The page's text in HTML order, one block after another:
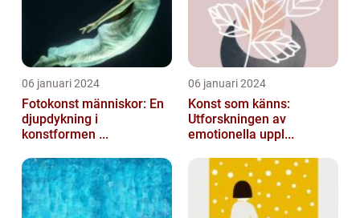
06 januari 2024
Fotokonst människor: En
djupdykning i
konstformen ...
06 januari 2024
Konst som känns:
Utforskningen av
emotionella uppl...